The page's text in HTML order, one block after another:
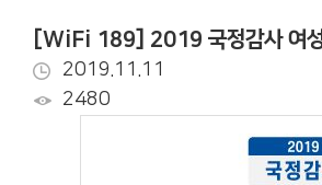
[WiFi 189] 2019 국정감사 여
2019.11.11
2480